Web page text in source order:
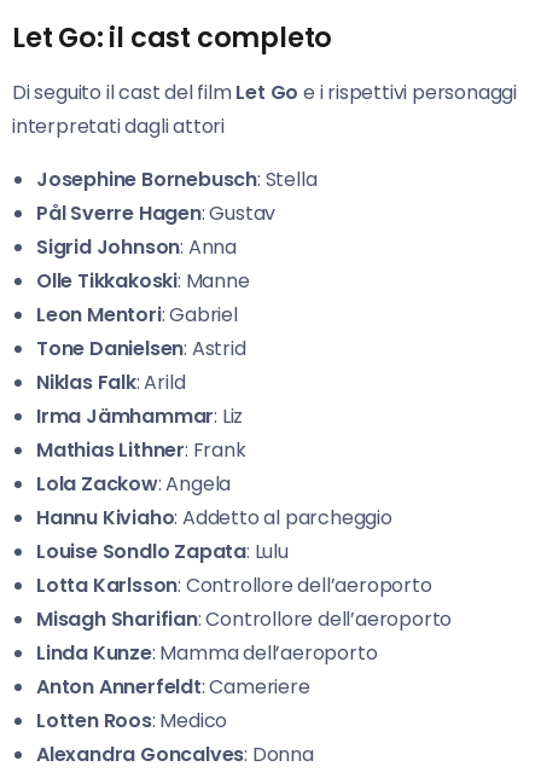
Let Go: il cast completo
Di seguito il cast del filmLet Go e i rispettivi personaggi
interpretati dagli attori
Josephine Bornebusch: Stella
Pål Sverre Hagen: Gustav
Sigrid Johnson: Anna
Olle Tikkakoski: Manne
Leon Mentori: Gabriel
Tone Danielsen: Astrid
Niklas Falk: Arild
Irma Jämhammar: Liz
Mathias Lithner: Frank
Lola Zackow: Angela
Hannu Kiviaho: Addetto al parcheggio
Louise Sondlo Zapata: Lulu
Lotta Karlsson: Controllore dell’aeroporto
Misagh Sharifian: Controllore dell’aeroporto
Linda Kunze: Mamma dell’aeroporto
Anton Annerfeldt: Cameriere
Lotten Roos: Medico
Alexandra Goncalves: Donna